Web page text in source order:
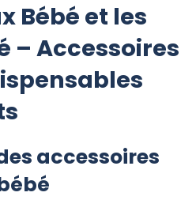
Bébé et les
– Accessoires
accessoires